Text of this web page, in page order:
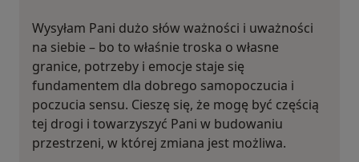
Wysyłam Pani dużo słów ważności i uważności
na siebie – bo to właśnie troska o własne
granice, potrzeby i emocje staje się
fundamentem dla dobrego samopoczucia i
poczucia sensu. Cieszę się, że mogę być częścią
tej drogi i towarzyszyć Pani w budowaniu
przestrzeni, w której zmiana jest możliwa.